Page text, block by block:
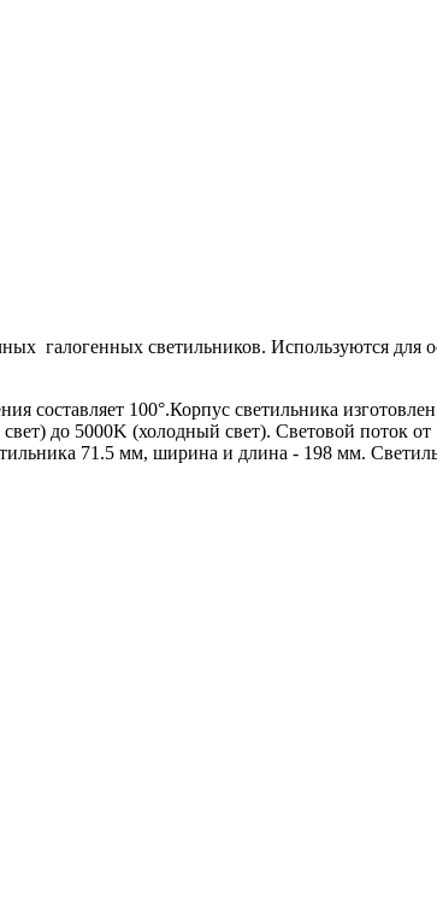
галогенных светильников. Используются для
составляет 100°.Корпус светильника
до 5000K (холодный свет). Световой поток
71.5 мм, ширина и длина - 198 мм.